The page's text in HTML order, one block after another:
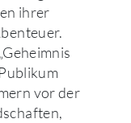
ihrer
vor der